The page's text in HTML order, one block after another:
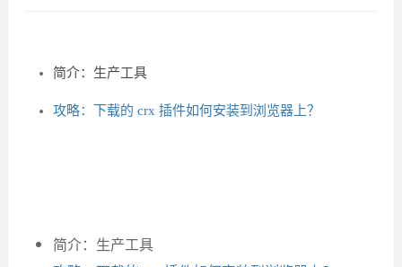
简介：生产工具
攻略：下载的 crx 插件如何安装到浏览器上？
简介：生产工具